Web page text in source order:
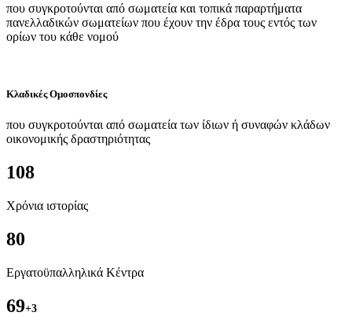
που συγκροτούνται από σωματεία και τοπικά παραρτήματα
πανελλαδικών σωματείων που έχουν την έδρα τους εντός των
ορίων του κάθε νομού
Κλαδικές Ομοσπονδίες
που συγκροτούνται από σωματεία των ίδιων ή συναφών κλάδων
οικονομικής δραστηριότητας
108
Χρόνια ιστορίας
80
Εργατοϋπαλληλικά Κέντρα
69+3